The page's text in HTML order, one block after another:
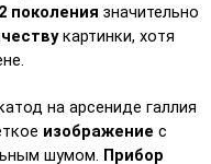
поколения значительно
картинки, хотя
на арсениде галлия
изображение с
шумом. Прибор